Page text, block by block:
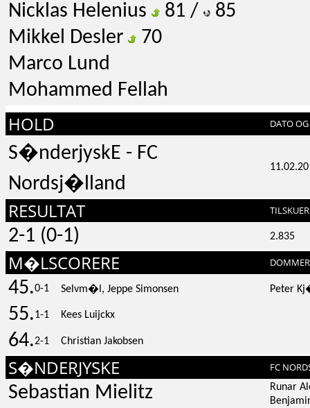
Nicklas Helenius
81 /
85
Mikkel Desler
70
Marco Lund
Mohammed Fellah
HOLD DATO
S�nderjyskE - FC
Nordsj�lland
RESULTAT
2-1 (0-1) 2.835
M�LSCORERE DOMMER
45.0-1 Selvm�l, Jeppe Simonsen Peter
55.1-1 Kees Luijckx
64.2-1 Christian Jakobsen
S�NDERJYSKE FC
Sebastian Mielitz
Runar